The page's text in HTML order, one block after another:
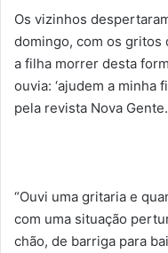
Os vizinhos
domingo, com os gritos
a filha morrer desta
ouvia: ‘ajudem a minha
pela revista Nova Gente.
“Ouvi uma gritaria e
com uma situação
chão, de barriga para